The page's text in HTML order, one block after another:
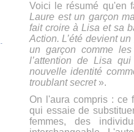
Voici le résumé qu'en
Laure est un garçon
fait croire à Lisa et sa
Action. L’été devient
un garçon comme
l’attention de Lisa
nouvelle identité
troublant secret».
On l'aura compris : ce
qui essaie de
femmes, des